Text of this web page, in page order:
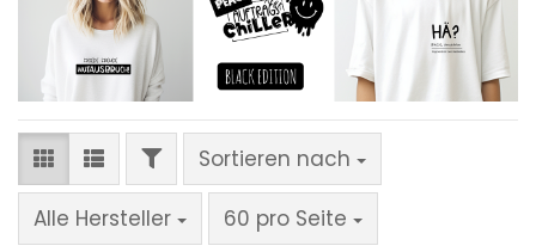
FILTERSortieren nach
Sortieren nach
Alle Hersteller 60 pro Seite
pro Seite